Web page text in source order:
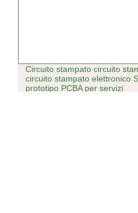
Circuito stampato circuito
circuito stampato elettronico
prototipo PCBA per servizi